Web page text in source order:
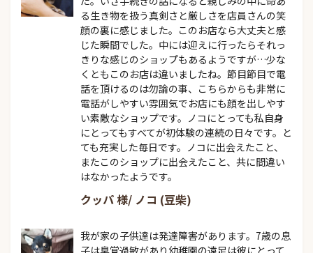
る生き物を扱う真剣さと厳しさを店員さんの笑
顔の裏に感じました。このお店なら大丈夫と感
じた瞬間でした。中には迎えに行ったらそれっ
きりな感じのショップもあるようですが…少な
くともこのお店は違いましたね。節目節目で電
話を頂けるのは勿論の事、こちらからも非常に
電話がしやすい雰囲気でお店にも顔を出しやす
い素敵なショップです。ノコにとっても私自身
にとってもすべてが初体験の連続の日々です。と
ても充実した毎日です。ノコに出会えたこと、
またこのショップに出会えたこと、共に間違い
はなかったようです。
クッパ 様/ ノコ (豆柴)
我が家の子供達は発達障害があります。7歳の息